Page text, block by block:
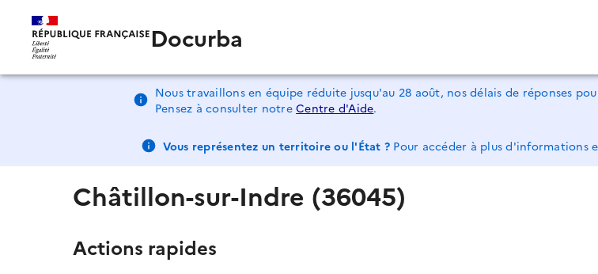
Docurba
Nous travaillons en équipe réduite jusqu'au 28 août, nos délais de réponses
Pensez à consulter notreCentre d'Aide.
Vous représentez un territoire ou l'État ? Pour accéder à plus d'informations
Châtillon-sur-Indre (36045)
Actions rapides